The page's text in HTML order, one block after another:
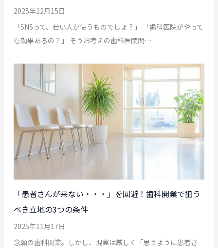
2025年12月15日
「SNSって、若い人が使うものでしょ？」 「歯科医院がやって
も効果あるの？」 そうお考えの歯科医院関…
「患者さんが来ない・・・」を回避！歯科開業で狙う
べき立地の3つの条件
2025年11月17日
念願の歯科開業。しかし、現実は厳しく「思うように患者さ